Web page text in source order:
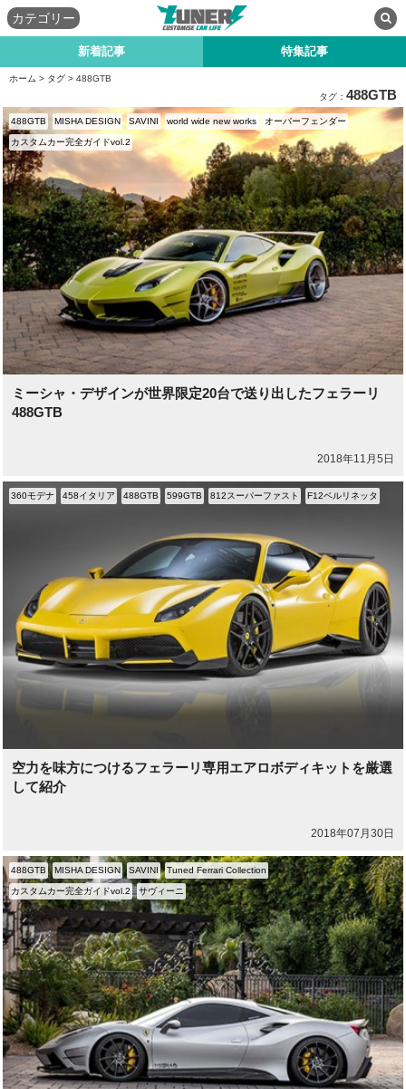
カテゴリー
新着記事 特集記事
ホーム > タグ > 488GTB
タグ： 488GTB
ミーシャ・デザインが世界限定20台で送り出したフェラーリ
488GTB
2018年11月5日
488GTB MISHA DESIGN SAVINI world wide new works オーバーフェンダー
カスタムカー完全ガイドvol.2
空力を味方につけるフェラーリ専用エアロボディキットを厳選
して紹介
2018年07月30日
360モデナ 458イタリア 488GTB 599GTB 812スーパーファスト F12ベルリネッタ
488GTB MISHA DESIGN SAVINI Tuned Ferrari Collection
カスタムカー完全ガイドvol.2 サヴィーニ